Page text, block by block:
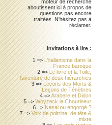
moteur de recherche
aboutissent ici à propos de
questions pas encore
traitées. N'hésitez pas à
réclamer.
Invitations à lire :
1 => L'italianisme dans la
France baroque
2 => Le livre et la Toile,
l'aventure de deux hiérarchies
3 => Leçons des Morts &
Leçons de Ténèbres
4 =>Arabelle et Didon
5 =>Woyzeck le Chourineur
6 => Nasal ou engorgé ?
7 =>Voix de poitrine, de tête &
mixte